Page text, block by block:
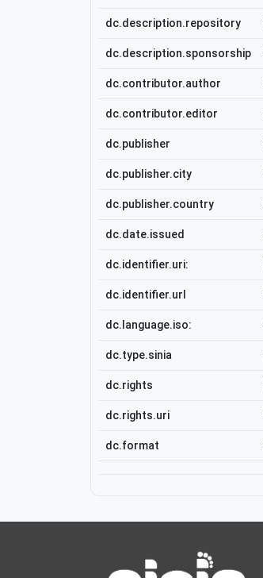
dc.description.repository
dc.description.sponsorship
dc.contributor.author
dc.contributor.editor
dc.publisher
dc.publisher.city
dc.publisher.country
dc.date.issued
dc.identifier.uri:
dc.identifier.url
dc.language.iso:
dc.type.sinia
dc.rights
dc.rights.uri
dc.format